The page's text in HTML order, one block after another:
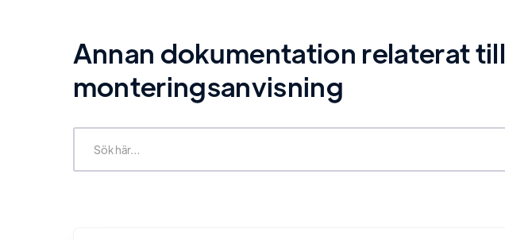
Annan dokumentation relaterat till
monteringsanvisning